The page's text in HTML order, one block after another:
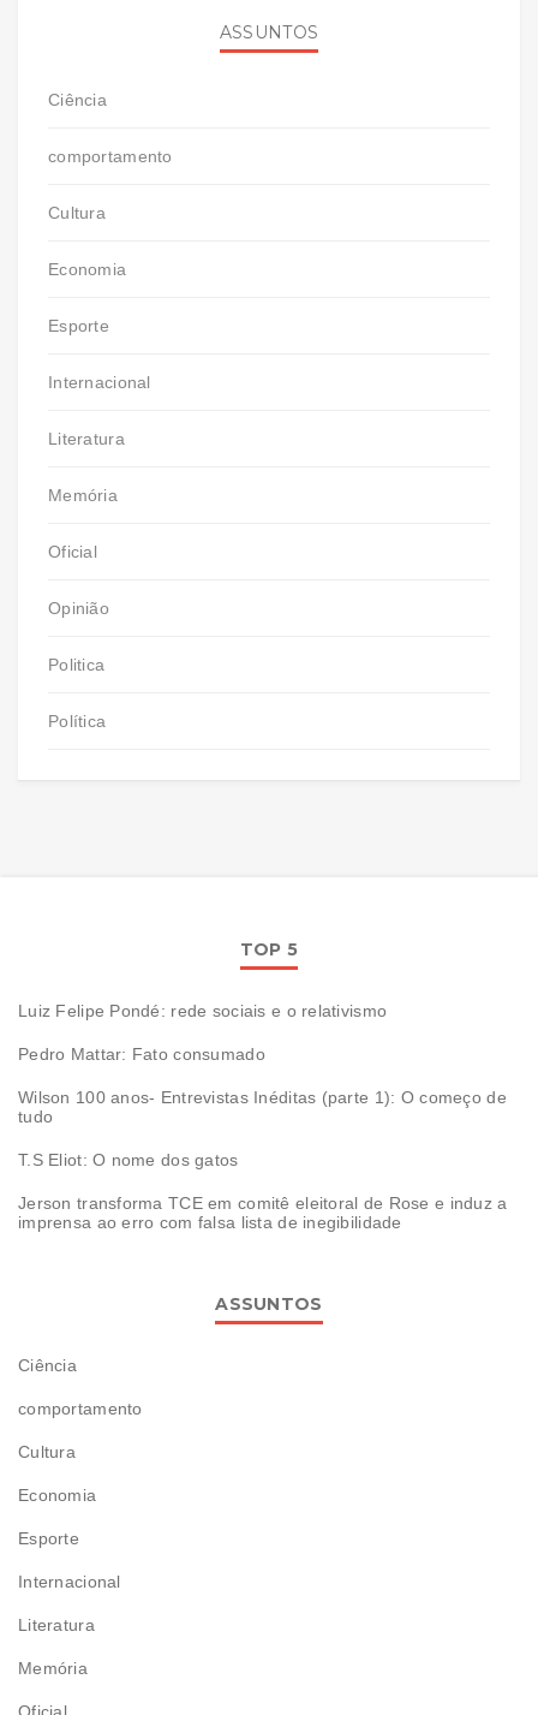
ASSUNTOS
Ciência
comportamento
Cultura
Economia
Esporte
Internacional
Literatura
Memória
Oficial
Opinião
Politica
Política
TOP 5
Luiz Felipe Pondé: rede sociais e o relativismo
Pedro Mattar: Fato consumado
Wilson 100 anos- Entrevistas Inéditas (parte 1): O começo de
tudo
T.S Eliot: O nome dos gatos
Jerson transforma TCE em comitê eleitoral de Rose e induz a
imprensa ao erro com falsa lista de inegibilidade
ASSUNTOS
Ciência
comportamento
Cultura
Economia
Esporte
Internacional
Literatura
Memória